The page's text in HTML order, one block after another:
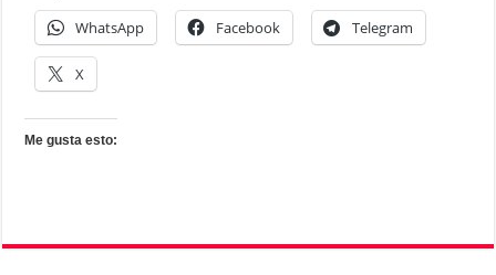
WhatsApp Facebook Telegram
X
Me gusta esto: